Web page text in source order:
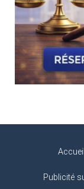
Accueil
Publicité